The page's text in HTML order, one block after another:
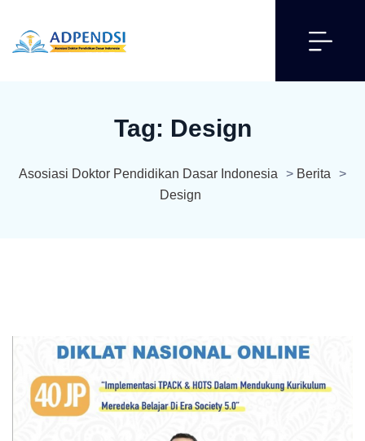
Tag: Design
Asosiasi Doktor Pendidikan Dasar Indonesia > Berita
>
Design